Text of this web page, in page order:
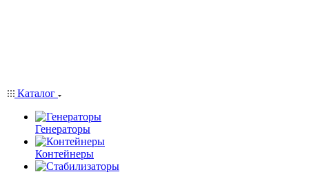
Каталог
Генераторы
Контейнеры